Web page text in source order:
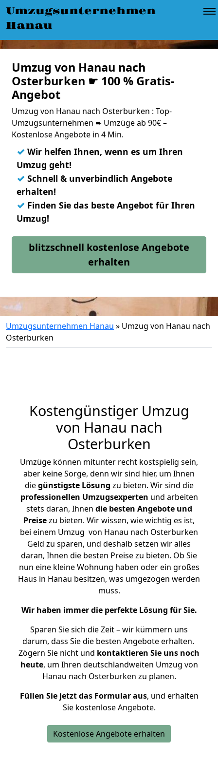
Umzugsunternehmen
Hanau
Umzug von Hanau nach
Osterburken ☛ 100 % Gratis-
Angebot
Umzug von Hanau nach Osterburken : Top-
Umzugsunternehmen ➨ Umzüge ab 90€ –
Kostenlose Angebote in 4 Min.
✓ Wir helfen Ihnen, wenn es um Ihren
Umzug geht!
✓ Schnell & unverbindlich Angebote
erhalten!
✓ Finden Sie das beste Angebot für Ihren
Umzug!
blitzschnell kostenlose Angebote
erhalten
Umzugsunternehmen Hanau » Umzug von Hanau nach
Osterburken
Kostengünstiger Umzug
von Hanau nach
Osterburken
Umzüge können mitunter recht kostspielig sein,
aber keine Sorge, denn wir sind hier, um Ihnen
diegünstigste Lösung zu bieten. Wir sind die
professionellen Umzugsexperten und arbeiten
stets daran, Ihnen die besten Angebote und
Preisezu bieten. Wir wissen, wie wichtig es ist,
bei einem Umzug von Hanau nach Osterburken
Geld zu sparen, und deshalb setzen wir alles
daran, Ihnen die besten Preise zu bieten. Ob Sie
nun eine kleine Wohnung haben oder ein großes
Haus in Hanau besitzen, was umgezogen werden
muss.
Wir haben immer die perfekte Lösung für Sie.
Sparen Sie sich die Zeit – wir kümmern uns
darum, dass Sie die besten Angebote erhalten.
Zögern Sie nicht und kontaktieren Sie uns noch
heute, um Ihren deutschlandweiten Umzug von
Hanau nach Osterburken zu planen.
Füllen Sie jetzt das Formular aus, und erhalten
Sie kostenlose Angebote.
Kostenlose Angebote erhalten